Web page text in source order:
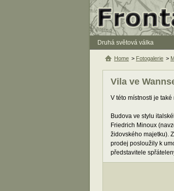
Druhá světová válka
Vila ve
V této místnosti je
Budova ve stylu
Friedrich Minoux
židovského majetku).
prodej posloužily k
představitele
Home > Fotogalerie >